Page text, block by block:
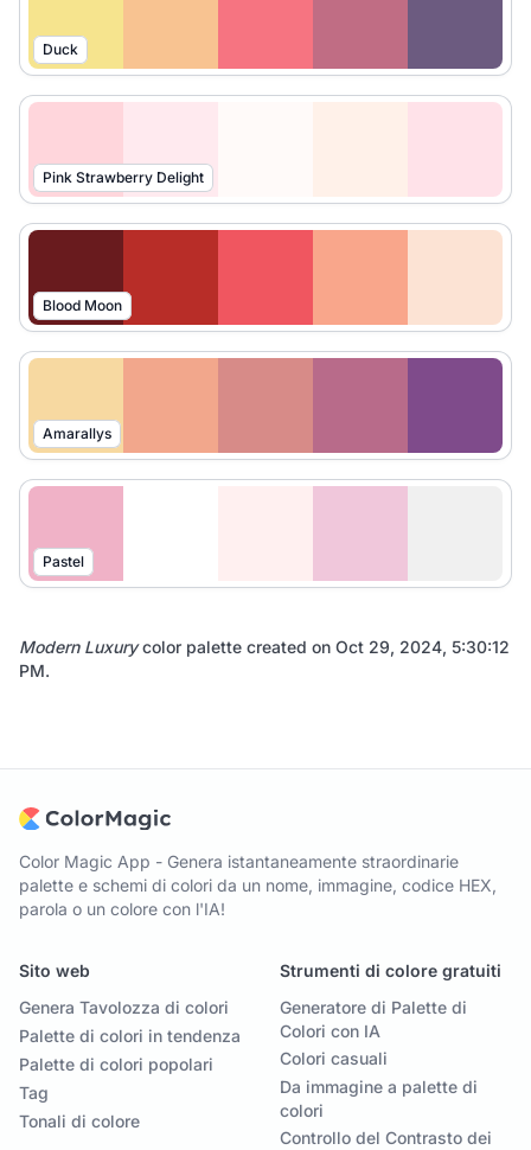
Duck
Pink Strawberry Delight
Blood Moon
Amarallys
Pastel
Modern Luxurycolor palette created on Oct 29, 2024, 5:30:12
PM.
Color Magic App - Genera istantaneamente straordinarie
palette e schemi di colori da un nome, immagine, codice HEX,
parola o un colore con l'IA!
Sito web
Genera Tavolozza di colori
Palette di colori in tendenza
Palette di colori popolari
Tag
Tonali di colore
Strumenti di colore gratuiti
Generatore di Palette di
Colori con IA
Colori casuali
Da immagine a palette di
colori
Controllo del Contrasto dei